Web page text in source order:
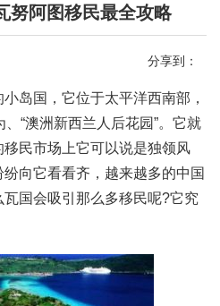
努阿图移民最全攻略
分享到：
岛国，它位于太平洋西南部，
“澳洲新西兰人后花园”。它就
民市场上它可以说是独领风
向它看看齐，越来越多的中国
瓦国会吸引那么多移民呢?它究